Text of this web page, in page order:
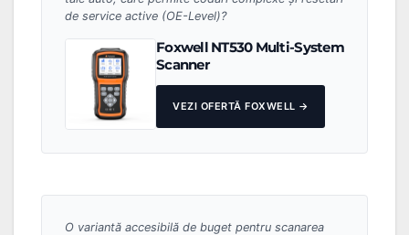
de service active (OE-Level)?
Foxwell NT530 Multi-System
Scanner
VEZI OFERTĂ FOXWELL →
O variantă accesibilă de buget pentru scanarea